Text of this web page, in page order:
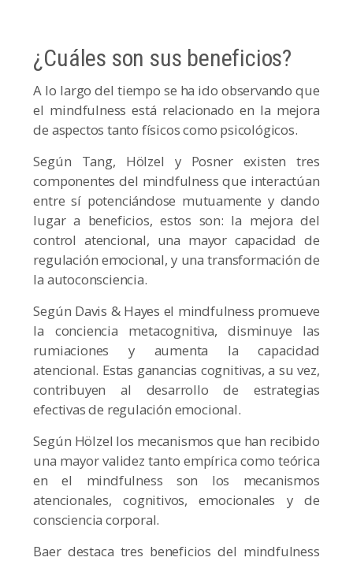
¿Cuáles son sus beneficios?
A lo largo del tiempo se ha ido observando que
el mindfulness está relacionado en la mejora
de aspectos tanto físicos como psicológicos.
Según Tang, Hölzel y Posner existen tres
componentes del mindfulness que interactúan
entre sí potenciándose mutuamente y dando
lugar a beneficios, estos son: la mejora del
control atencional, una mayor capacidad de
regulación emocional, y una transformación de
la autoconsciencia.
Según Davis & Hayes el mindfulness promueve
la conciencia metacognitiva, disminuye las
rumiaciones y aumenta la capacidad
atencional. Estas ganancias cognitivas, a su vez,
contribuyen al desarrollo de estrategias
efectivas de regulación emocional.
Según Hölzel los mecanismos que han recibido
una mayor validez tanto empírica como teórica
en el mindfulness son los mecanismos
atencionales, cognitivos, emocionales y de
consciencia corporal.
Baer destaca tres beneficios del mindfulness